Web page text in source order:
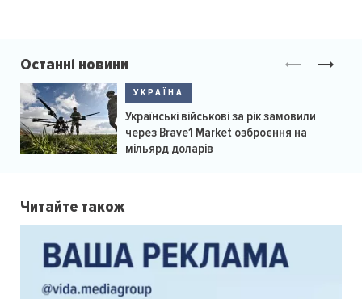
Останні новини
УКРАЇНА
Українські військові за рік замовили
через Brave1 Market озброєння на
мільярд доларів
Читайте також